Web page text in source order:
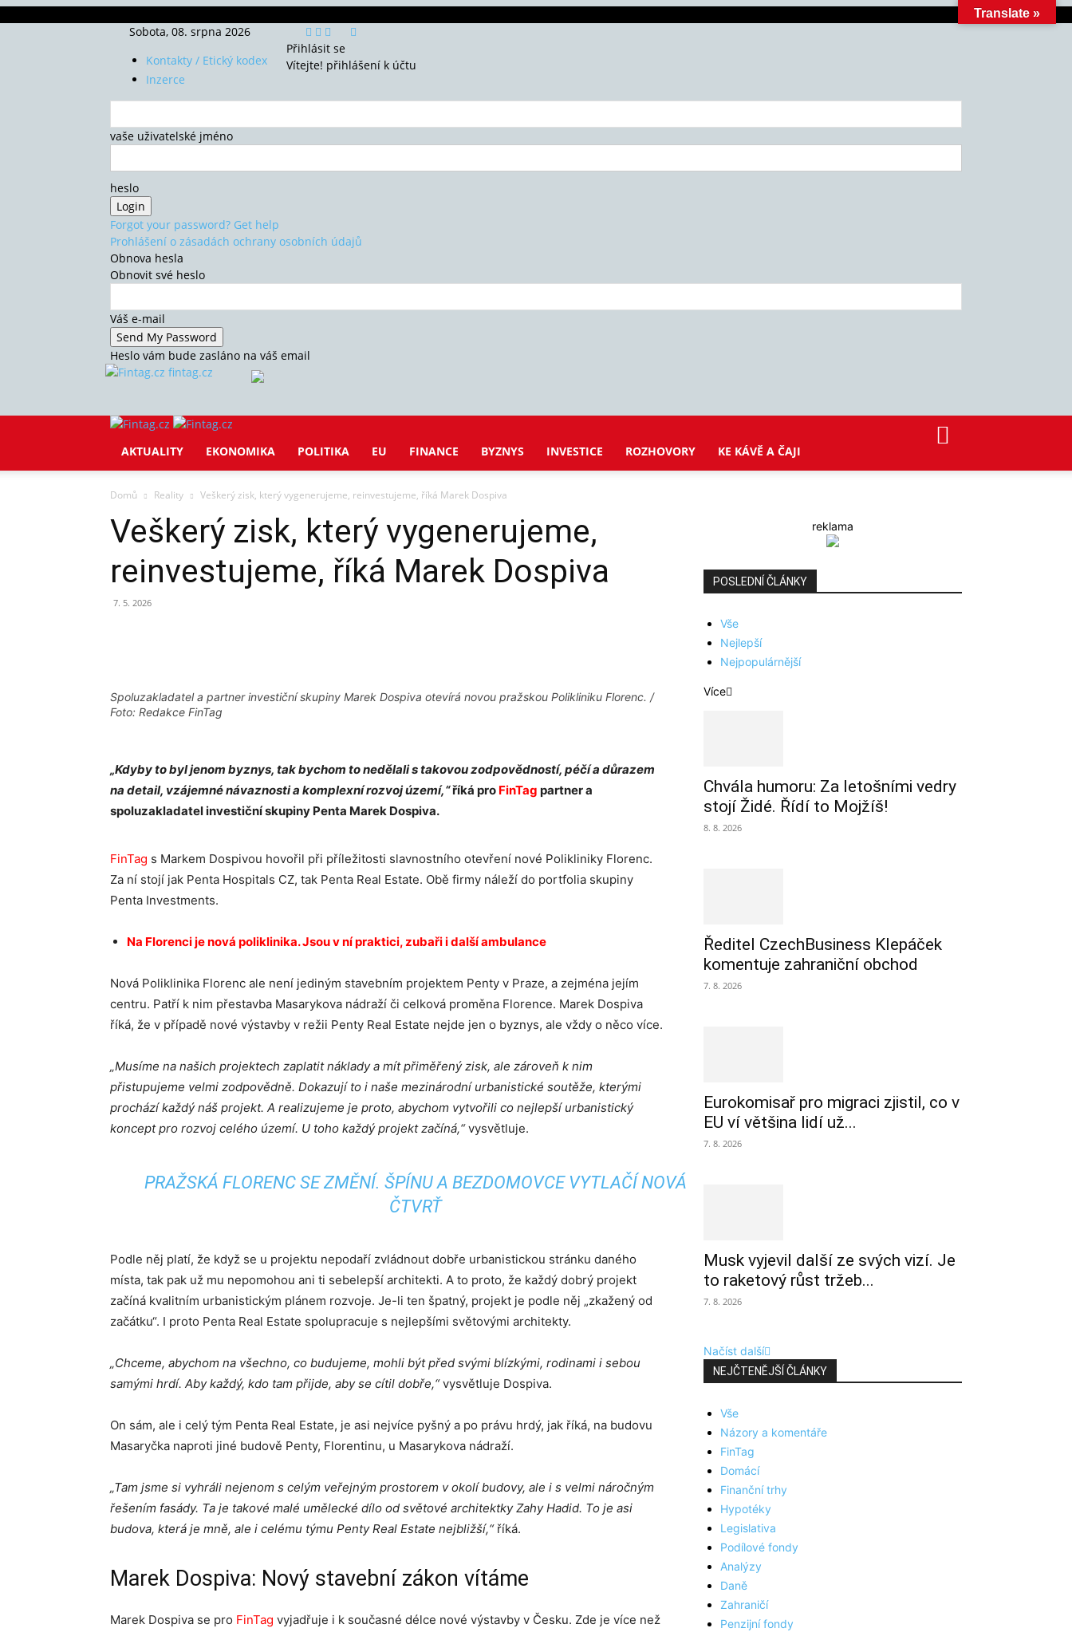
Sobota, 08. srpna 2026
Kontakty / Etický kodex
Inzerce
Přihlásit se
Vítejte! přihlášení k účtu
vaše uživatelské jméno
heslo
Forgot your password? Get help
Prohlášení o zásadách ochrany osobních údajů
Obnova hesla
Obnovit své heslo
Váš e-mail
Heslo vám bude zasláno na váš email
fintag.cz
AKTUALITY EKONOMIKA POLITIKA EU FINANCE BYZNYS INVESTICE ROZHOVORY KE KÁVĚ A ČAJI
Domů Reality Veškerý zisk, který vygenerujeme, reinvestujeme, říká Marek Dospiva
Veškerý zisk, který vygenerujeme,
reinvestujeme, říká Marek Dospiva
7. 5. 2026
Spoluzakladatel a partner investiční skupiny Marek Dospiva otevírá novou pražskou Polikliniku Florenc. /
Foto: Redakce FinTag
„Kdyby to byl jenom byznys, tak bychom to nedělali s takovou zodpovědností, péčí a důrazem
na detail, vzájemné návaznosti a komplexní rozvoj území,“říká pro FinTag partner a
spoluzakladatel investiční skupiny Penta Marek Dospiva.
FinTag s Markem Dospivou hovořil při příležitosti slavnostního otevření nové Polikliniky Florenc.
Za ní stojí jak Penta Hospitals CZ, tak Penta Real Estate. Obě firmy náleží do portfolia skupiny
Penta Investments.
Na Florenci je nová poliklinika. Jsou v ní praktici, zubaři i další ambulance
Nová Poliklinika Florenc ale není jediným stavebním projektem Penty v Praze, a zejména jejím
centru. Patří k nim přestavba Masarykova nádraží či celková proměna Florence. Marek Dospiva
říká, že v případě nové výstavby v režii Penty Real Estate nejde jen o byznys, ale vždy o něco více.
„Musíme na našich projektech zaplatit náklady a mít přiměřený zisk, ale zároveň k nim
přistupujeme velmi zodpovědně. Dokazují to i naše mezinárodní urbanistické soutěže, kterými
prochází každý náš projekt. A realizujeme je proto, abychom vytvořili co nejlepší urbanistický
koncept pro rozvoj celého území. U toho každý projekt začíná,“vysvětluje.
PRAŽSKÁ FLORENC SE ZMĚNÍ. ŠPÍNU A BEZDOMOVCE VYTLAČÍ NOVÁ
ČTVRŤ
Podle něj platí, že když se u projektu nepodaří zvládnout dobře urbanistickou stránku daného
místa, tak pak už mu nepomohou ani ti sebelepší architekti. A to proto, že každý dobrý projekt
začíná kvalitním urbanistickým plánem rozvoje. Je-li ten špatný, projekt je podle něj „zkažený od
začátku“. I proto Penta Real Estate spolupracuje s nejlepšími světovými architekty.
„Chceme, abychom na všechno, co budujeme, mohli být před svými blízkými, rodinami i sebou
samými hrdí. Aby každý, kdo tam přijde, aby se cítil dobře,“vysvětluje Dospiva.
On sám, ale i celý tým Penta Real Estate, je asi nejvíce pyšný a po právu hrdý, jak říká, na budovu
Masaryčka naproti jiné budově Penty, Florentinu, u Masarykova nádraží.
„Tam jsme si vyhráli nejenom s celým veřejným prostorem v okolí budovy, ale i s velmi náročným
řešením fasády. Ta je takové malé umělecké dílo od světové architektky Zahy Hadid. To je asi
budova, která je mně, ale i celému týmu Penty Real Estate nejbližší,“říká.
Marek Dospiva: Nový stavební zákon vítáme
Marek Dospiva se pro FinTag vyjadřuje i k současné délce nové výstavby v Česku. Zde je více než
reklama
POSLEDNÍ ČLÁNKY
Vše
Nejlepší
Nejpopulárnější
Více
Chvála humoru: Za letošními vedry
stojí Židé. Řídí to Mojžíš!
8. 8. 2026
Ředitel CzechBusiness Klepáček
komentuje zahraniční obchod
7. 8. 2026
Eurokomisař pro migraci zjistil, co v
EU ví většina lidí už...
7. 8. 2026
Musk vyjevil další ze svých vizí. Je
to raketový růst tržeb...
7. 8. 2026
Načíst další
NEJČTENĚJŠÍ ČLÁNKY
Vše
Názory a komentáře
FinTag
Domácí
Finanční trhy
Hypotéky
Legislativa
Podílové fondy
Analýzy
Daně
Zahraničí
Penzijní fondy
Translate »